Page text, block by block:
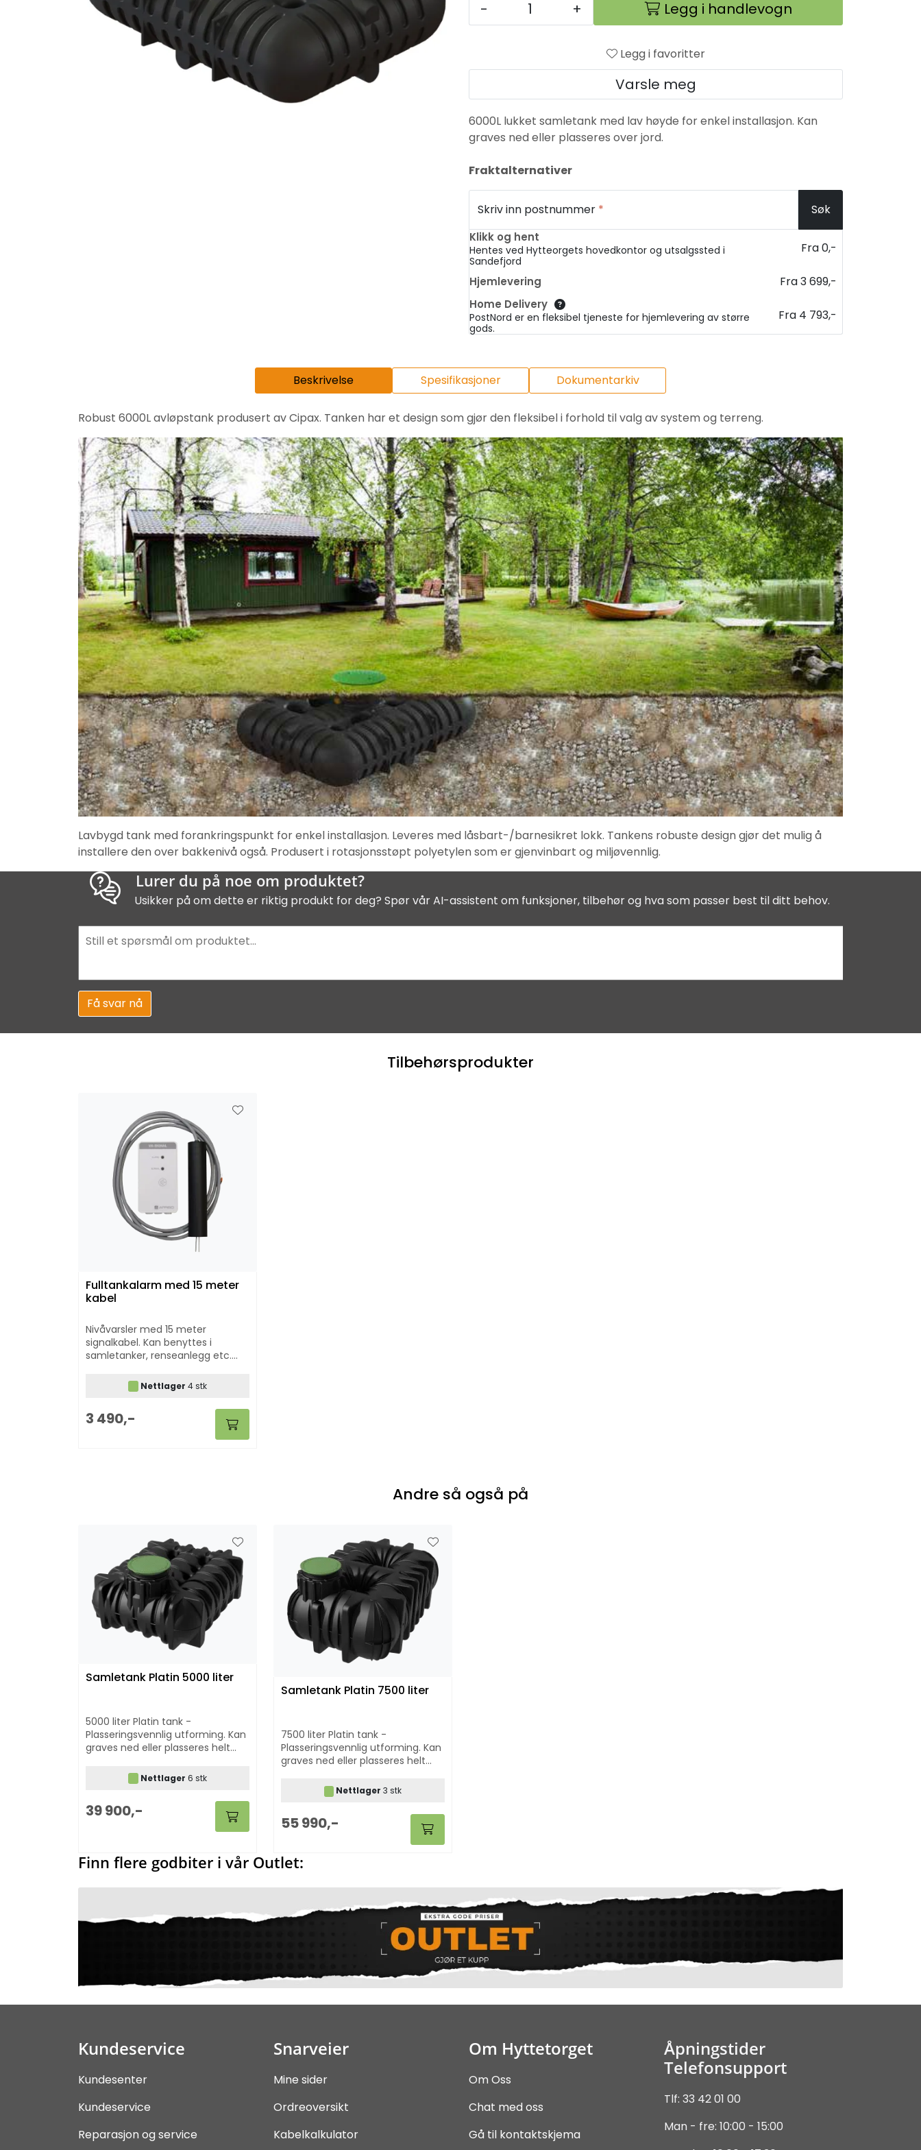
- + Legg i handlevogn
Legg i favoritter
Varsle meg
6000L lukket samletank med lav høyde for enkel installasjon. Kan
graves ned eller plasseres over jord.
Fraktalternativer
Skriv inn postnummer * Søk
Klikk og hent
Hentes ved Hytteorgets hovedkontor og utsalgssted i
Sandefjord
Fra 0,-
Hjemlevering Fra 3 699,-
Home Delivery
PostNord er en fleksibel tjeneste for hjemlevering av større
gods.
Fra 4 793,-
Beskrivelse Spesifikasjoner Dokumentarkiv
Robust 6000L avløpstank produsert av Cipax. Tanken har et design som gjør den fleksibel i forhold til valg av system og terreng.
Lavbygd tank med forankringspunkt for enkel installasjon. Leveres med låsbart-/barnesikret lokk. Tankens robuste design gjør det mulig å
installere den over bakkenivå også. Produsert i rotasjonsstøpt polyetylen som er gjenvinbart og miljøvennlig.
Lurer du på noe om produktet?
Usikker på om dette er riktig produkt for deg? Spør vår AI-assistent om funksjoner, tilbehør og hva som passer best til ditt behov.
Få svar nå
Andre så også på
Samletank Platin 5000 liter
5000 liter Platin tank -
Plasseringsvennlig utforming. Kan
graves ned eller plasseres helt
som oppsamlingstank for WC
eller som vanncisterne.
Nettlager 6 stk
39 900,-
Samletank Platin 7500 liter
7500 liter Platin tank -
Plasseringsvennlig utforming. Kan
graves ned eller plasseres helt
som oppsamlingstank for WC
eller som vanncisterne.
Nettlager 3 stk
55 990,-
Tilbehørsprodukter
Fulltankalarm med 15 meter
kabel
Nivåvarsler med 15 meter
signalkabel. Kan benyttes i
samletanker, renseanlegg etc.
Nettlager 4 stk
3 490,-
Finn flere godbiter i vår Outlet:
Kundeservice
Kundesenter
Kundeservice
Reparasjon og service
Snarveier
Mine sider
Ordreoversikt
Kabelkalkulator
Om Hyttetorget
Om Oss
Chat med oss
Gå til kontaktskjema
Åpningstider
Telefonsupport
Tlf: 33 42 01 00
Man - fre: 10:00 - 15:00